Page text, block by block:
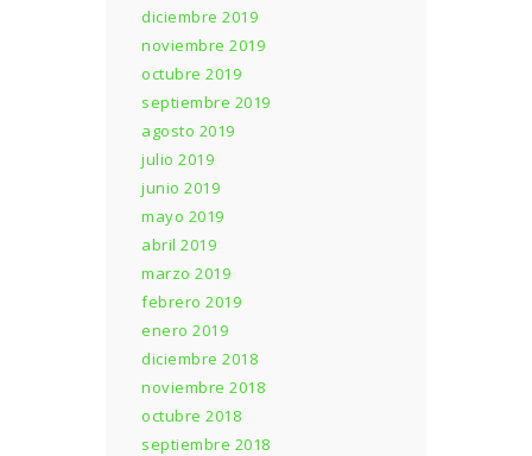
diciembre 2019
noviembre 2019
octubre 2019
septiembre 2019
agosto 2019
julio 2019
junio 2019
mayo 2019
abril 2019
marzo 2019
febrero 2019
enero 2019
diciembre 2018
noviembre 2018
octubre 2018
septiembre 2018